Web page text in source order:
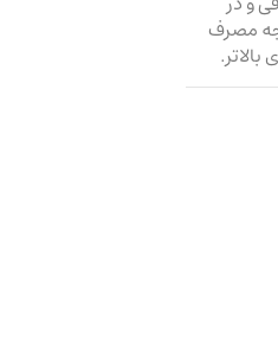
مصرف
بالاتر.